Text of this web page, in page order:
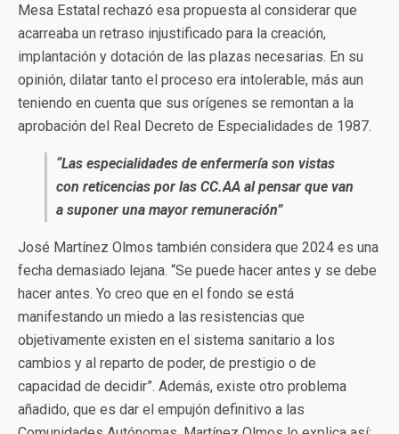
Mesa Estatal rechazó esa propuesta al considerar que
acarreaba un retraso injustificado para la creación,
implantación y dotación de las plazas necesarias. En su
opinión, dilatar tanto el proceso era intolerable, más aun
teniendo en cuenta que sus orígenes se remontan a la
aprobación del Real Decreto de Especialidades de 1987.
“Las especialidades de enfermería son vistas
con reticencias por las CC.AA al pensar que van
a suponer una mayor remuneración”
José Martínez Olmos también considera que 2024 es una
fecha demasiado lejana. “Se puede hacer antes y se debe
hacer antes. Yo creo que en el fondo se está
manifestando un miedo a las resistencias que
objetivamente existen en el sistema sanitario a los
cambios y al reparto de poder, de prestigio o de
capacidad de decidir”. Además, existe otro problema
añadido, que es dar el empujón definitivo a las